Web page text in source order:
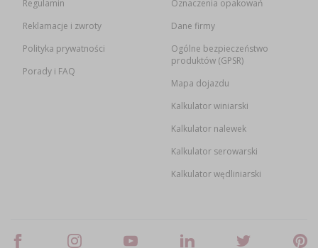
Regulamin
Reklamacje i zwroty
Polityka prywatności
Porady i FAQ
Oznaczenia opakowań
Dane firmy
Ogólne bezpieczeństwo
produktów (GPSR)
Mapa dojazdu
Kalkulator winiarski
Kalkulator nalewek
Kalkulator serowarski
Kalkulator wędliniarski